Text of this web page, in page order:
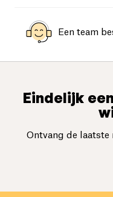
Een team
Eindelijk
Ontvang de laatste